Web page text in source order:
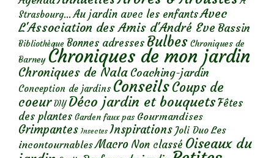
Strasbourg... Au jardin avec les enfantsAvec
L'Association des Amis d'André Eve Bassin
Bibliothèque Bonnes adresses Bulbes Chroniques de
Barney Chroniques de mon jardin
Chroniques de Nala Coaching-jardin
Conception de jardins ConseilsCoups de
coeur DIY Déco jardin et bouquetsFêtes
des plantes Garden faux pas Gourmandises
Grimpantes Insectes Inspirations Joli Duo Les
incontournables Macro Non classé Oiseaux du